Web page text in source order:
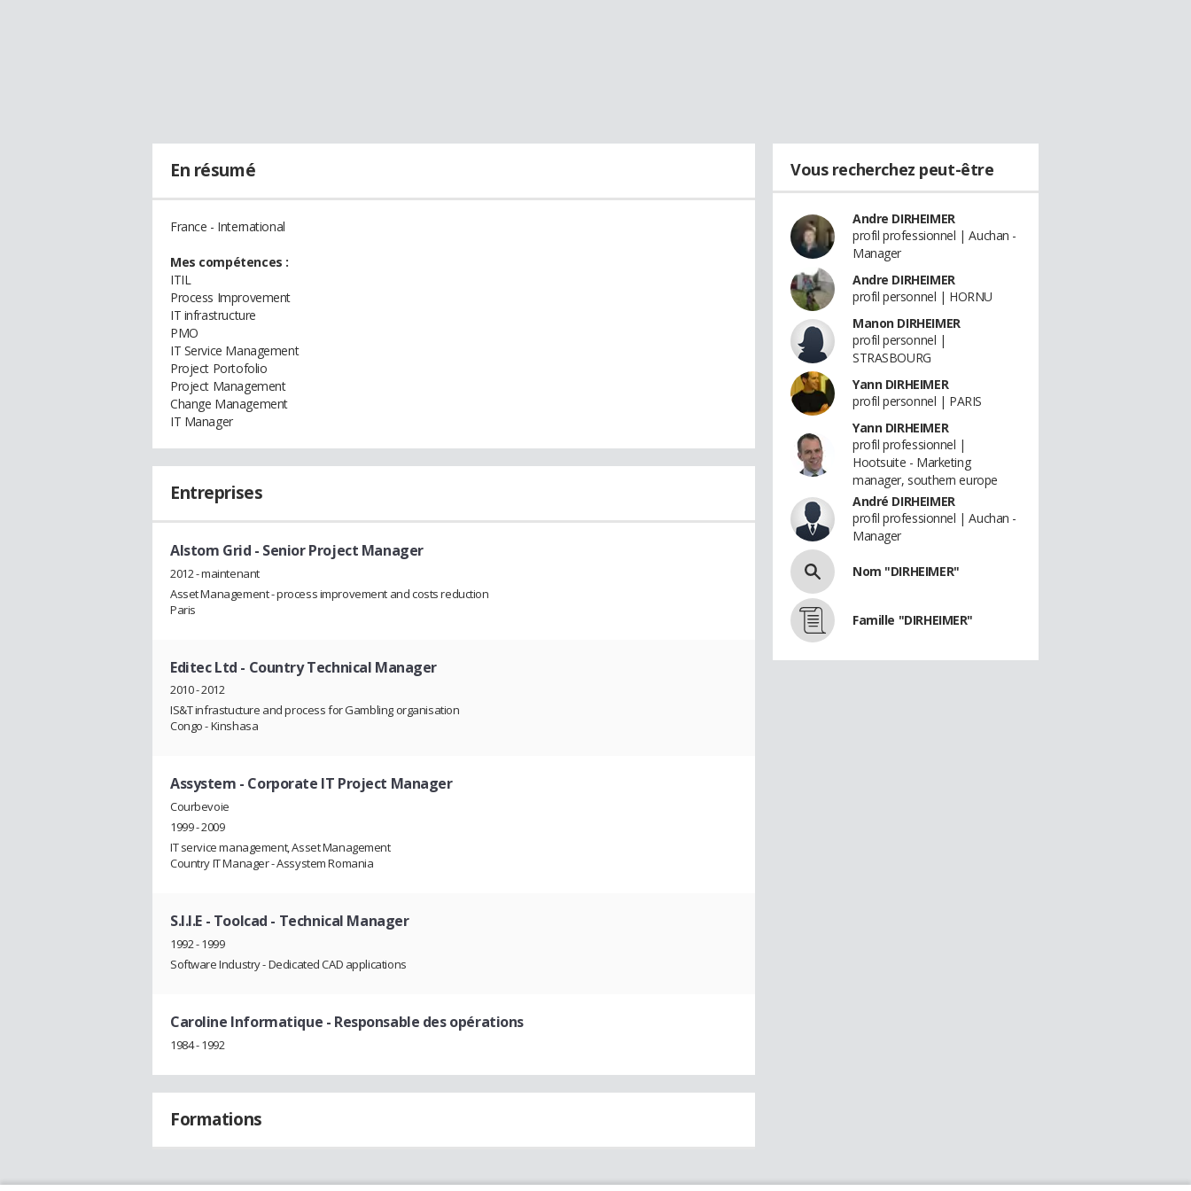
En résumé
France - International
Mes compétences :
ITIL
Process Improvement
IT infrastructure
PMO
IT Service Management
Project Portofolio
Project Management
Change Management
IT Manager
Entreprises
Alstom Grid - Senior Project Manager
2012 - maintenant
Asset Management - process improvement and costs reduction
Paris
Editec Ltd - Country Technical Manager
2010 - 2012
IS&T infrastucture and process for Gambling organisation
Congo - Kinshasa
Assystem - Corporate IT Project Manager
Courbevoie
1999 - 2009
IT service management, Asset Management
Country IT Manager - Assystem Romania
S.I.I.E - Toolcad - Technical Manager
1992 - 1999
Software Industry - Dedicated CAD applications
Caroline Informatique - Responsable des opérations
1984 - 1992
Formations
Vous recherchez peut-être
Andre DIRHEIMER
profil professionnel | Auchan -
Manager
Andre DIRHEIMER
profil personnel | HORNU
Manon DIRHEIMER
profil personnel |
STRASBOURG
Yann DIRHEIMER
profil personnel | PARIS
Yann DIRHEIMER
profil professionnel |
Hootsuite - Marketing
manager, southern europe
André DIRHEIMER
profil professionnel | Auchan -
Manager
Nom "DIRHEIMER"
Famille "DIRHEIMER"